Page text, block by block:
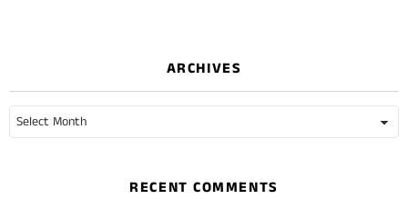
ARCHIVES
RECENT COMMENTS